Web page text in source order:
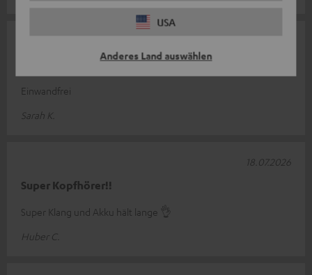
USA
Anderes Land auswählen
Einwandfrei
Sarah K.
Super Kopfhörer!!
Super Klang und Akku hält lange 👌
Huber C.
18.07.2026